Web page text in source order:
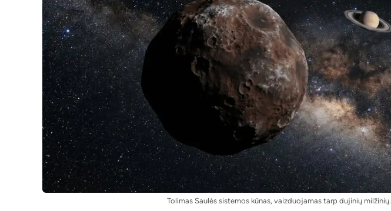
Tolimas Saulės sistemos kūnas, vaizduojamas tarp dujinių milžinių.